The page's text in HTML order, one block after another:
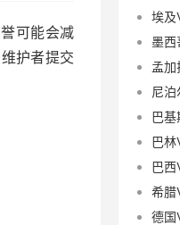
可能会减
护者提交
埃及
墨西
孟加
尼泊
巴基
巴林
巴西
希腊
德国